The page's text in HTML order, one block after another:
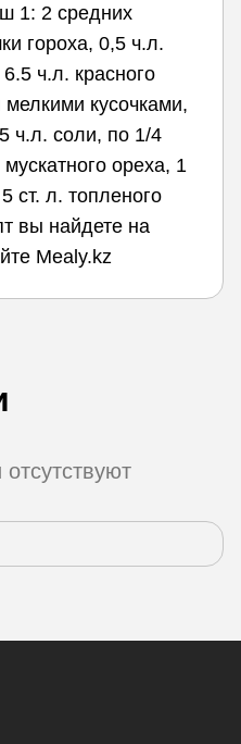
1: 2 средних
гороха, 0,5 ч.л.
ч.л. красного
кусочками,
ч.л. соли, по 1/4
ореха, 1
ст. л. топленого
вы найдете на
Mealy.kz